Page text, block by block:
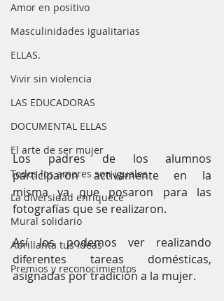
Amor en positivo
Masculinidades igualitarias
ELLAS.
Vivir sin violencia
LAS EDUCADORAS
DOCUMENTAL ELLAS
El arte de ser mujer
Todos los amores son iguales
La diversidad enriquece
Mural solidario
Abrillanta tus ideas
Premios y reconocimientos
Los padres de los alumnos
participaron activamente en la
misma ya que posaron para las
fotografías que se realizaron.
Así los podemos ver realizando
diferentes tareas domésticas,
asignadas por tradición a la mujer.